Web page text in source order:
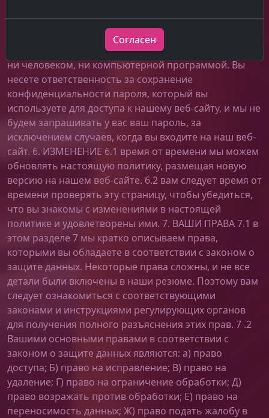
информацию. Эти данные обрабатываются
сторонним процессором Securion Pay. 5.4 вы должны
убедиться, что ваш пароль не может быть раскрыт
ни человеком, ни компьютерной программой. Вы
несете ответственность за сохранение
конфиденциальности пароля, который вы
используете для доступа к нашему веб-сайту, и мы не
будем запрашивать у вас ваш пароль, за
исключением случаев, когда вы входите на наш веб-
сайт. 6. ИЗМЕНЕНИЕ 6.1 время от времени мы можем
обновлять настоящую политику, размещая новую
версию на нашем веб-сайте. 6.2 вам следует время от
времени проверять эту страницу, чтобы убедиться,
что вы знакомы с изменениями в настоящей
политике и удовлетворены ими. 7. ВАШИ ПРАВА 7.1 в
этом разделе 7 мы кратко описываем права,
которыми вы обладаете в соответствии с законом о
защите данных. Некоторые права сложны, и не все
детали были включены в наши резюме. Поэтому вам
следует ознакомиться с соответствующими
законами и инструкциями регулирующих органов
для получения полного разъяснения этих прав. 7 .2
Вашими основными правами в соответствии с
законом о защите данных являются: а) право
доступа; Б) право на исправление; В) право на
удаление; Г) право на ограничение обработки; Д)
право возражать против обработки; Е) право на
переносимость данных; Ж) право подать жалобу в
Согласен